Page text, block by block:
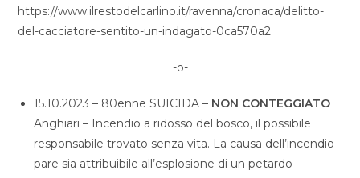
https://www.ilrestodelcarlino.it/ravenna/cronaca/delitto-
del-cacciatore-sentito-un-indagato-0ca570a2
-o-
15.10.2023 – 80enne SUICIDA – NON CONTEGGIATO
Anghiari – Incendio a ridosso del bosco, il possibile
responsabile trovato senza vita. La causa dell’incendio
pare sia attribuibile all’esplosione di un petardo